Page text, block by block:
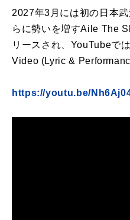
2027年3月には初の日本
らに勢いを増すAile The
リースされ、YouTubeで
Video (Lyric &
https://youtu.be/